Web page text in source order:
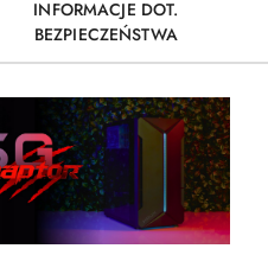
INFORMACJE DOT.
BEZPIECZEŃSTWA